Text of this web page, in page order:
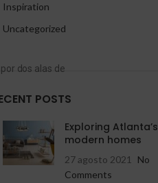
dos alas de
Inspiration
Uncategorized
POSTS
Exploring Atlanta’s
modern homes
27 agosto 2021
No
Comments